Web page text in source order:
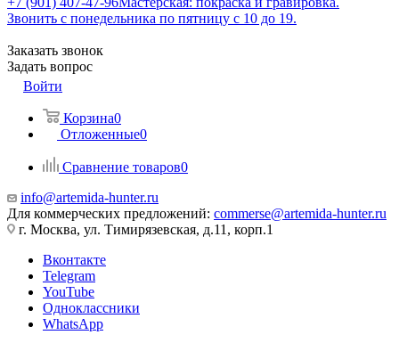
Звонить с понедельника по пятницу с 10 до 19.
Заказать звонок
Задать вопрос
Войти
Корзина0
Отложенные0
Сравнение товаров0
info@artemida-hunter.ru
Для коммерческих предложений: commerse@artemida-hunter.ru
г. Москва, ул. Тимирязевская, д.11, корп.1
Вконтакте
Telegram
YouTube
Одноклассники
WhatsApp